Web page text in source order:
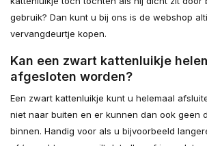
gebruik? Dan kunt u bij ons is de webshop
vervangdeurtje kopen.
Kan een zwart kattenluikje
afgesloten worden?
Een zwart kattenluikje kunt u helemaal
niet naar buiten en er kunnen dan ook geen
binnen. Handig voor als u bijvoorbeeld